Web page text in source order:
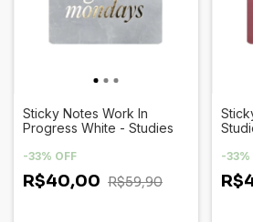
Sticky Notes Work In
Progress White - Studies
-33% OFF
R$40,00 R$59,90
-33%